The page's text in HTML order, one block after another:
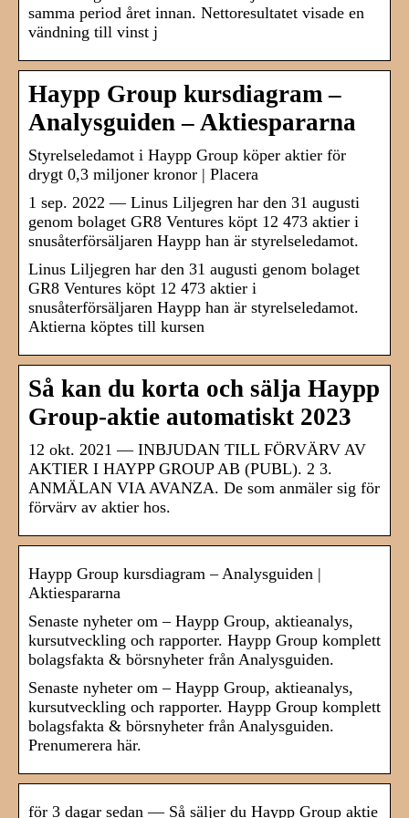
samma period året innan. Nettoresultatet visade en
vändning till vinst j
Haypp Group kursdiagram –
Analysguiden – Aktiespararna
Styrelseledamot i Haypp Group köper aktier för
drygt 0,3 miljoner kronor | Placera
1 sep. 2022 — Linus Liljegren har den 31 augusti
genom bolaget GR8 Ventures köpt 12 473 aktier i
snusåterförsäljaren Haypp han är styrelseledamot.
Linus Liljegren har den 31 augusti genom bolaget
GR8 Ventures köpt 12 473 aktier i
snusåterförsäljaren Haypp han är styrelseledamot.
Aktierna köptes till kursen
Så kan du korta och sälja Haypp
Group-aktie automatiskt 2023
12 okt. 2021 — INBJUDAN TILL FÖRVÄRV AV
AKTIER I HAYPP GROUP AB (PUBL). 2 3.
ANMÄLAN VIA AVANZA. De som anmäler sig för
förvärv av aktier hos.
Haypp Group kursdiagram – Analysguiden |
Aktiespararna
Senaste nyheter om – Haypp Group, aktieanalys,
kursutveckling och rapporter. Haypp Group komplett
bolagsfakta & börsnyheter från Analysguiden.
Senaste nyheter om – Haypp Group, aktieanalys,
kursutveckling och rapporter. Haypp Group komplett
bolagsfakta & börsnyheter från Analysguiden.
Prenumerera här.
för 3 dagar sedan — Så säljer du Haypp Group aktie